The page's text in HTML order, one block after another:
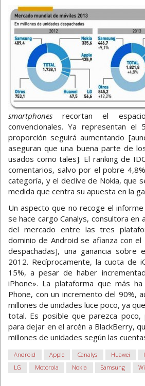
smartphones recortan el
convencionales. Ya representan
proporción seguirá aumentando
aseguran que una buena parte de
usados como tales]. El ranking de
comentarios, salvo por el pobre
categoría, y el declive de Nokia, que
medida que centra su apuesta en la
Un aspecto que no recoge el
se hace cargo Canalys, consultora en
del mercado entre las tres
dominio de Android se afianza con
despachadas], una ganancia
2012. Recíprocamente, la cuota de
15%, a pesar de haber
iPhone». La plataforma que más
Phone, con un incremento del 90%,
millones de unidades luce poco, ya
total. Es posible que parezca
para dejar en el arcén a BlackBerry,
millones de unidades según las
Android Apple Canalys Huawei
LG
Motorola Nokia Samsung